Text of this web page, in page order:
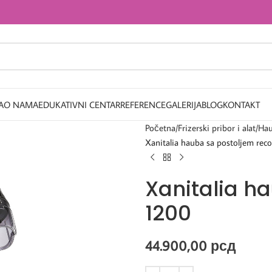
O NAMAEDUKATIVNI CENTARREFERENCEGALERIJABLOGKONTAKT
Početna Frizerski pribor i alat
Xanitalia hauba sa postoljem
Xanitalia
1200
44.900,00 рсд